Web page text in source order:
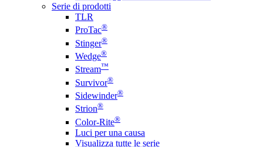
Serie di prodotti
TLR
ProTac®
Stinger®
Wedge®
Stream™
Survivor®
Sidewinder®
Strion®
Color-Rite®
Luci per una causa
Visualizza tutte le serie